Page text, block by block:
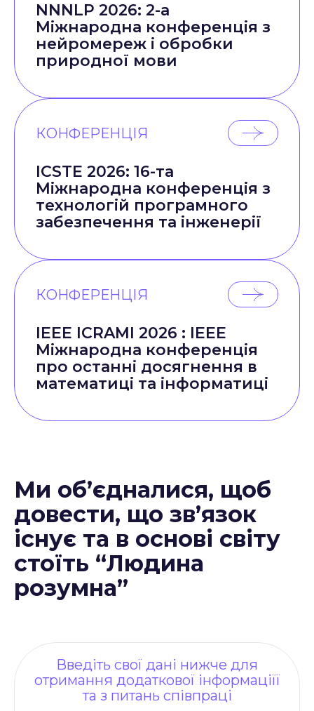
NNNLP 2026: 2-а
Міжнародна конференція з
нейромереж і обробки
природної мови
КОНФЕРЕНЦІЯ
ICSTE 2026: 16-та
Міжнародна конференція з
технологій програмного
забезпечення та інженерії
КОНФЕРЕНЦІЯ
IEEE ICRAMI 2026 : IEEE
Міжнародна конференція
про останні досягнення в
математиці та інформатиці
Ми об’єдналися, щоб
довести, що зв’язок
існує та в основі світу
стоїть “Людина
розумна”
Введіть свої дані нижче для
отримання додаткової інформаціїї
та з питань співпраці